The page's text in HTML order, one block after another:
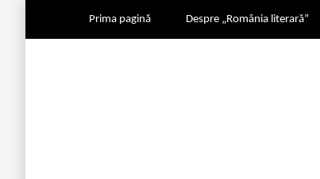
Prima pagină Despre „România literară”